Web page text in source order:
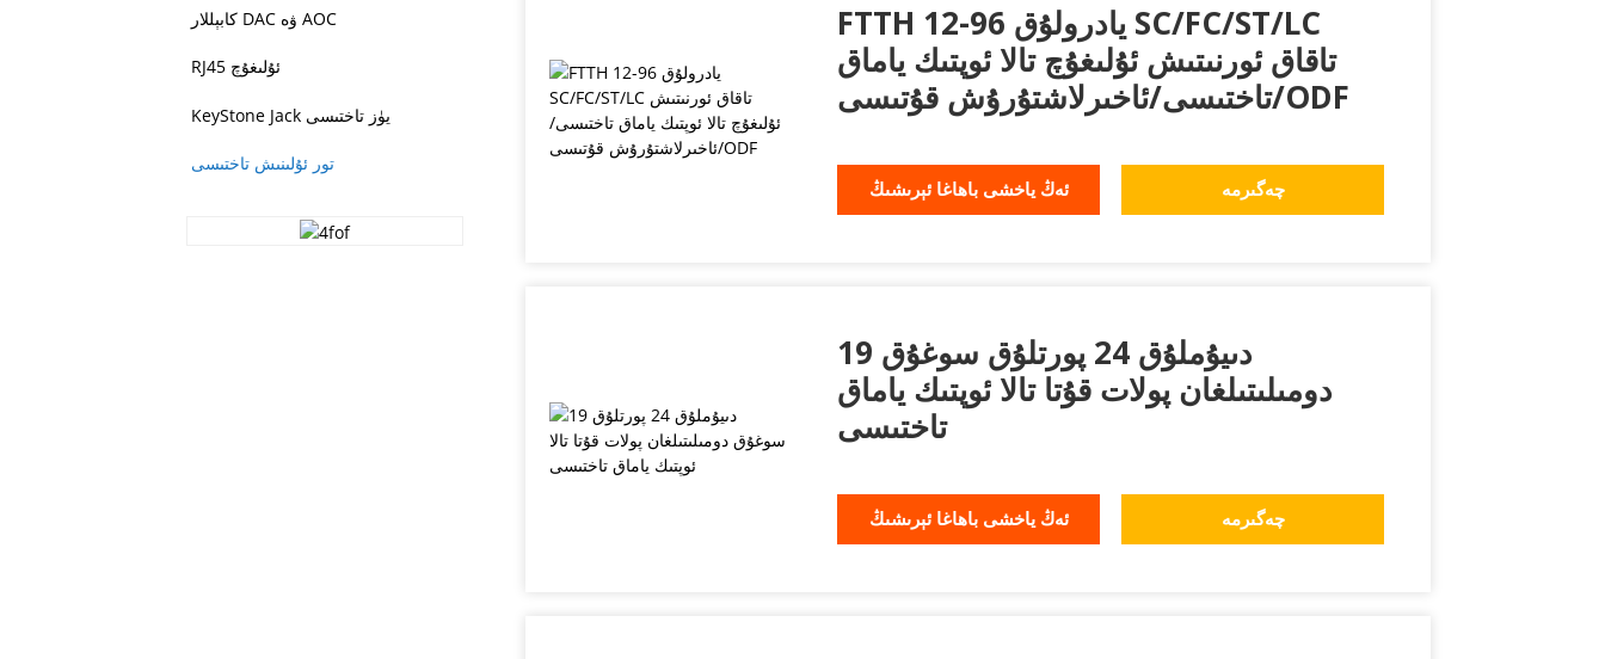
كابېللار DAC ۋە AOC
RJ45 ئۇلىغۇچ
KeyStone Jack يۈز تاختىسى
تور ئۇلىنىش تاختىسى
FTTH 12-96 يادرولۇق SC/FC/ST/LC
تاقاق ئورنىتىش ئۇلىغۇچ تالا ئوپتىك ياماق
تاختىسى/ئاخىرلاشتۇرۇش قۇتىسى/ODF
ئەڭ ياخشى باھاغا ئېرىشىڭ چەگىرمە
19 دىيۇملۇق 24 پورتلۇق سوغۇق
دومىلىتىلغان پولات قۇتا تالا ئوپتىك ياماق
تاختىسى
ئەڭ ياخشى باھاغا ئېرىشىڭ چەگىرمە